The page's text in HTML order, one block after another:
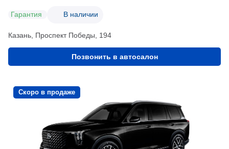
Гарантия В наличии
Казань, Проспект Победы, 194
Позвонить в автосалон
Скоро в продаже